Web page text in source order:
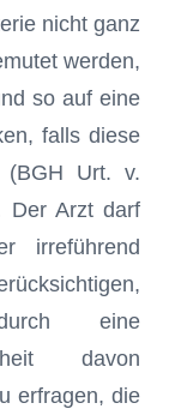
nicht ganz
werden,
so auf eine
falls diese
(BGH Urt. v.
Der Arzt darf
irreführend
eine
davon
erfragen, die